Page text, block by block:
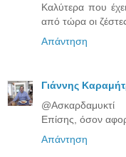
Καλύτερα που
από τώρα οι
Απάντηση
Γιάννης
@Ασκαρδαμυκτί
Επίσης, όσον
Απάντηση